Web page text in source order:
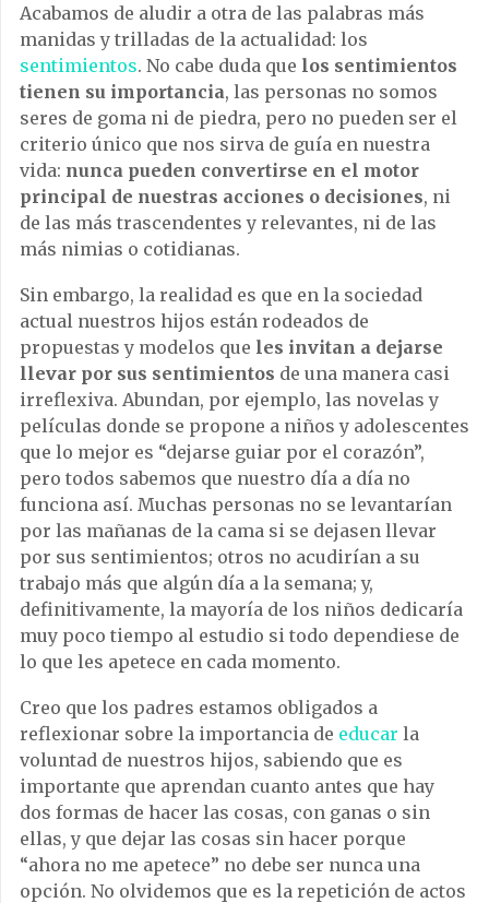
Acabamos de aludir a otra de las palabras más
manidas y trilladas de la actualidad: los
sentimientos. No cabe duda que los sentimientos
tienen su importancia, las personas no somos
seres de goma ni de piedra, pero no pueden ser el
criterio único que nos sirva de guía en nuestra
vida: nunca pueden convertirse en el motor
principal de nuestras acciones o decisiones, ni
de las más trascendentes y relevantes, ni de las
más nimias o cotidianas.
Sin embargo, la realidad es que en la sociedad
actual nuestros hijos están rodeados de
propuestas y modelos que les invitan a dejarse
llevar por sus sentimientos de una manera casi
irreflexiva. Abundan, por ejemplo, las novelas y
películas donde se propone a niños y adolescentes
que lo mejor es “dejarse guiar por el corazón”,
pero todos sabemos que nuestro día a día no
funciona así. Muchas personas no se levantarían
por las mañanas de la cama si se dejasen llevar
por sus sentimientos; otros no acudirían a su
trabajo más que algún día a la semana; y,
definitivamente, la mayoría de los niños dedicaría
muy poco tiempo al estudio si todo dependiese de
lo que les apetece en cada momento.
Creo que los padres estamos obligados a
reflexionar sobre la importancia de educar la
voluntad de nuestros hijos, sabiendo que es
importante que aprendan cuanto antes que hay
dos formas de hacer las cosas, con ganas o sin
ellas, y que dejar las cosas sin hacer porque
“ahora no me apetece” no debe ser nunca una
opción. No olvidemos que es la repetición de actos